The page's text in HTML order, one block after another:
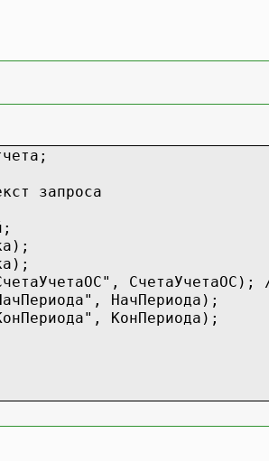
запроса
НачПериода);
КонПериода);